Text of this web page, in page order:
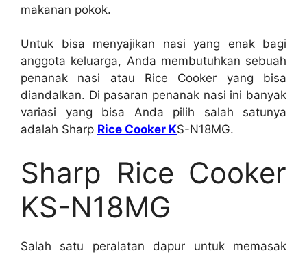
makanan pokok.
Untuk bisa menyajikan nasi yang enak bagi
anggota keluarga, Anda membutuhkan sebuah
penanak nasi atau Rice Cooker yang bisa
diandalkan. Di pasaran penanak nasi ini banyak
variasi yang bisa Anda pilih salah satunya
adalah Sharp Rice Cooker KS-N18MG.
Sharp Rice Cooker
KS-N18MG
Salah satu peralatan dapur untuk memasak